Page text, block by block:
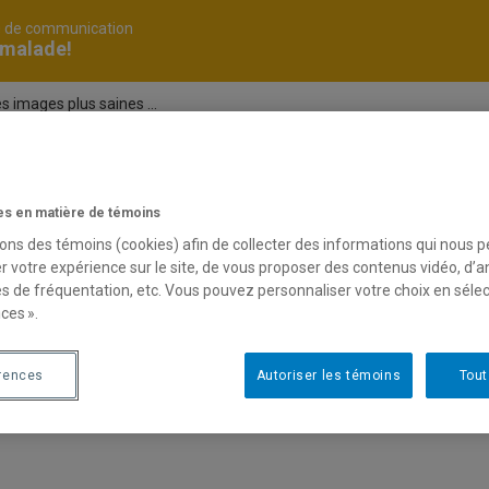
de communication
images plus saines ...
in : pour des images plus saines et diversifiées !
de marketing orientées vers les jeunes sur Internet
en matière de témoins
des témoins (cookies) afin de collecter des informations qui nous
votre expérience sur le site, de vous proposer des contenus vidéo,
de fréquentation, etc. Vous pouvez personnaliser votre choix en
».
Autoriser les témoins